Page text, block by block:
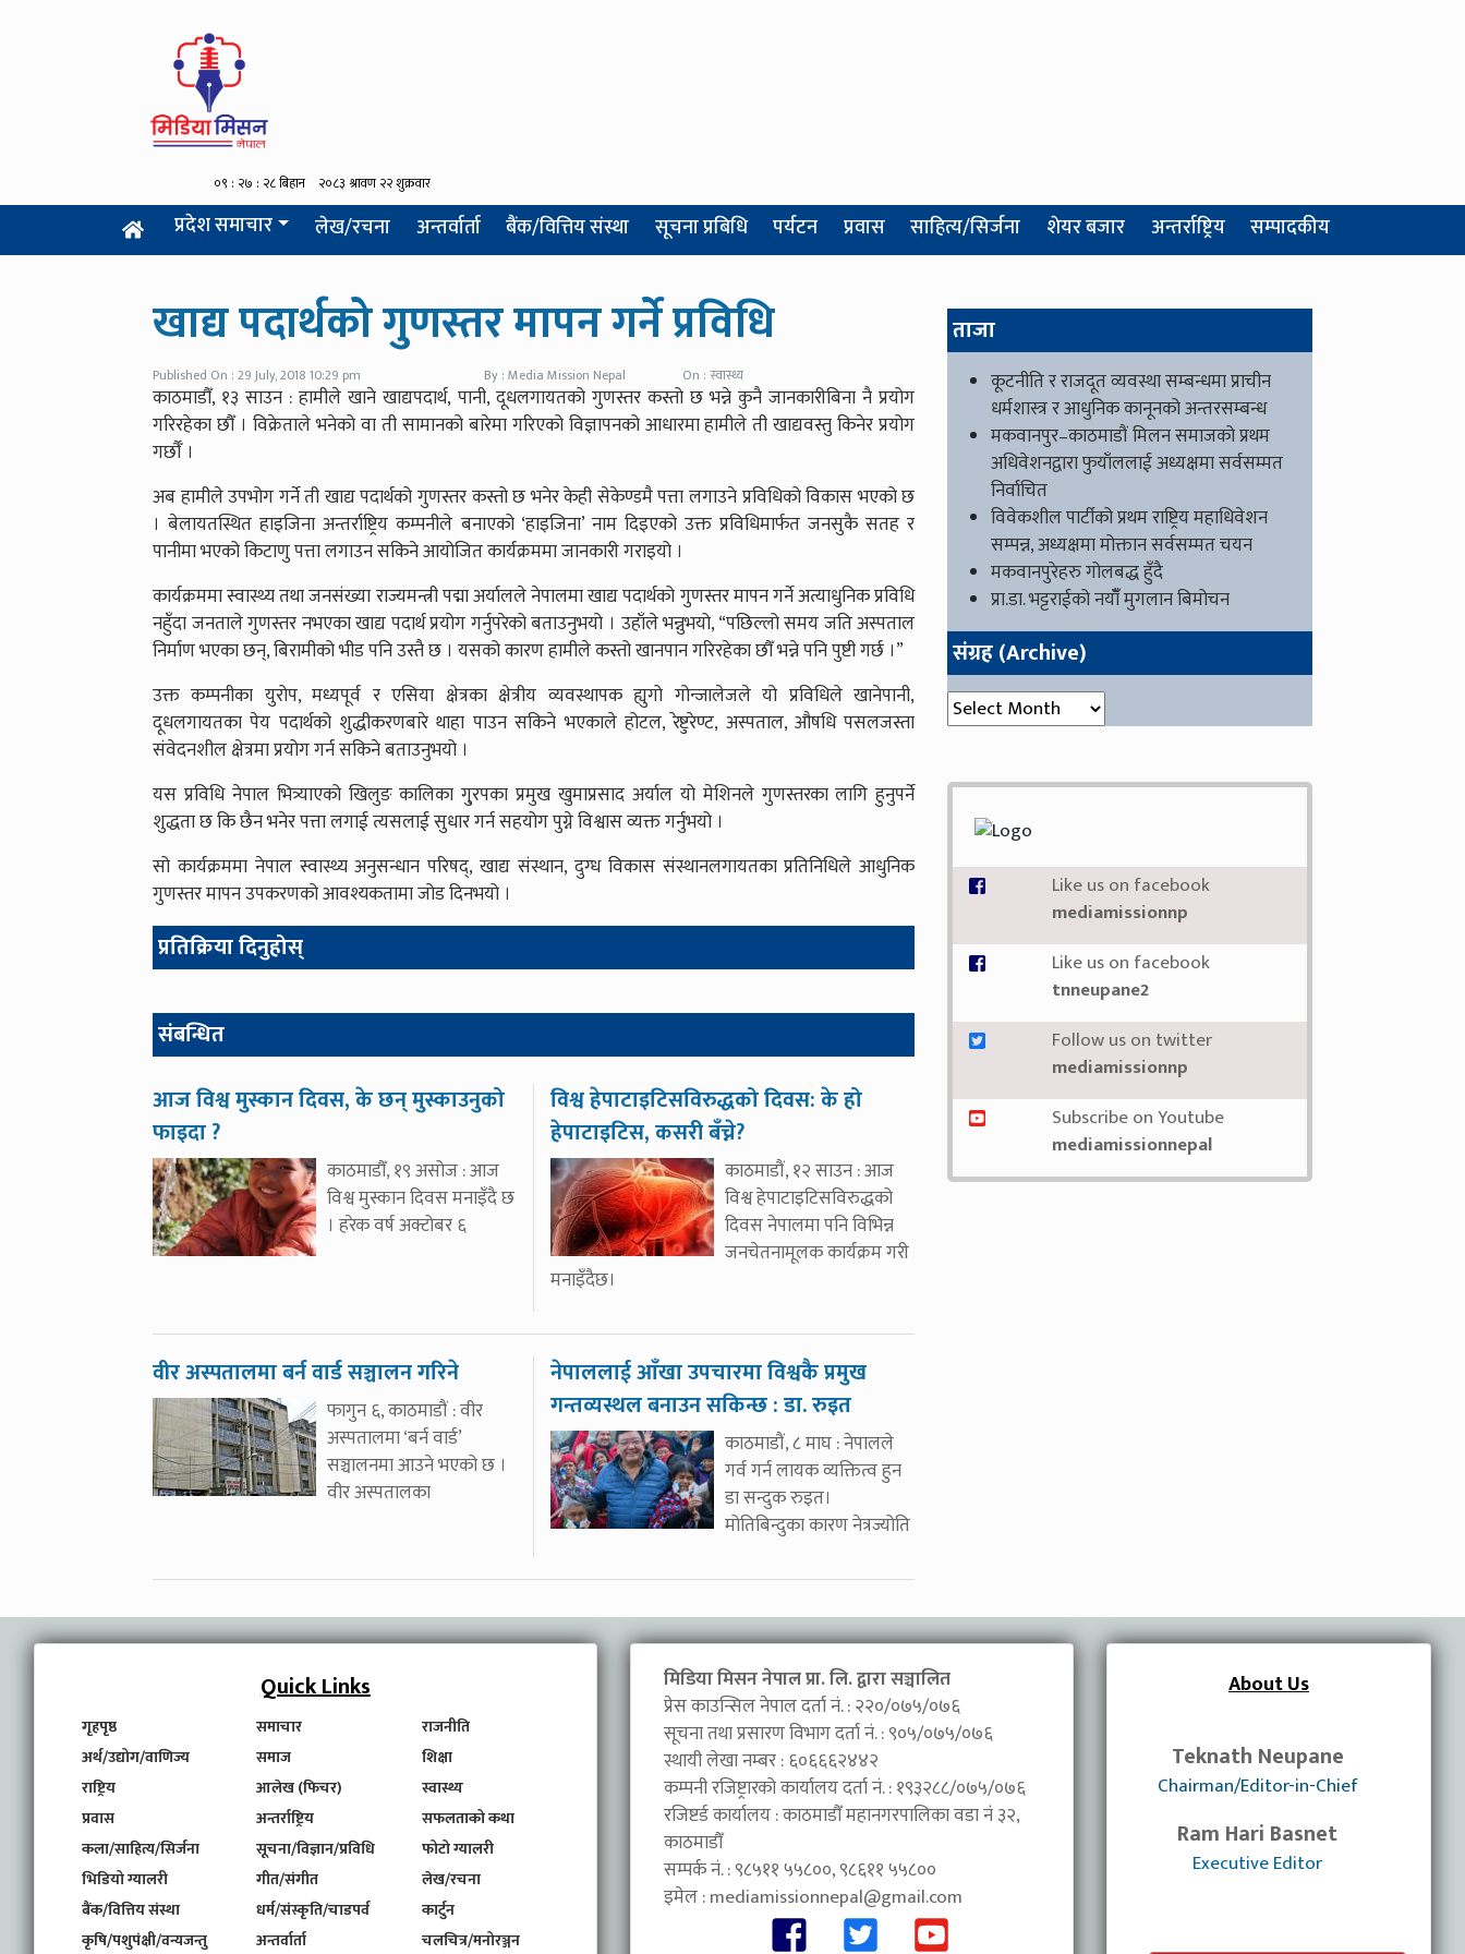
प्रदेश समाचार लेख/रचना अन्तर्वार्ता बैंक/वित्तिय संस्था सूचना प्रबिधि पर्यटन प्रवास साहित्य/सिर्जना शेयर बजार अन्तर्राष्ट्रिय सम्पादकीय
खाद्य पदार्थको गुणस्तर मापन गर्ने प्रविधि
Published On : 29 July, 2018 10:29 pm By : Media Mission Nepal On : स्वास्थ्य
काठमाडौँ, १३ साउन : हामीले खाने खाद्यपदार्थ, पानी, दूधलगायतको गुणस्तर कस्तो छ भन्ने कुनै जानकारीबिना नै प्रयोग
गरिरहेका छौँ । विक्रेताले भनेको वा ती सामानको बारेमा गरिएको विज्ञापनको आधारमा हामीले ती खाद्यवस्तु किनेर प्रयोग
गर्छौँ ।
अब हामीले उपभोग गर्ने ती खाद्य पदार्थको गुणस्तर कस्तो छ भनेर केही सेकेण्डमै पत्ता लगाउने प्रविधिको विकास भएको छ
। बेलायतस्थित हाइजिना अन्तर्राष्ट्रिय कम्पनीले बनाएको ‘हाइजिना’ नाम दिइएको उक्त प्रविधिमार्फत जनसुकै सतह र
पानीमा भएको किटाणु पत्ता लगाउन सकिने आयोजित कार्यक्रममा जानकारी गराइयो ।
कार्यक्रममा स्वास्थ्य तथा जनसंख्या राज्यमन्त्री पद्मा अर्यालले नेपालमा खाद्य पदार्थको गुणस्तर मापन गर्ने अत्याधुनिक प्रविधि
नहुँदा जनताले गुणस्तर नभएका खाद्य पदार्थ प्रयोग गर्नुपरेको बताउनुभयो । उहाँले भन्नुभयो, “पछिल्लो समय जति अस्पताल
निर्माण भएका छन्, बिरामीको भीड पनि उस्तै छ । यसको कारण हामीले कस्तो खानपान गरिरहेका छौँ भन्ने पनि पुष्टी गर्छ ।”
उक्त कम्पनीका युरोप, मध्यपूर्व र एसिया क्षेत्रका क्षेत्रीय व्यवस्थापक ह्युगो गोन्जालेजले यो प्रविधिले खानेपानी,
दूधलगायतका पेय पदार्थको शुद्धीकरणबारे थाहा पाउन सकिने भएकाले होटल, रेष्टुरेण्ट, अस्पताल, औषधि पसलजस्ता
संवेदनशील क्षेत्रमा प्रयोग गर्न सकिने बताउनुभयो ।
यस प्रविधि नेपाल भित्र्याएको खिलुङ कालिका गु्रपका प्रमुख खुमाप्रसाद अर्याल यो मेशिनले गुणस्तरका लागि हुनुपर्ने
शुद्धता छ कि छैन भनेर पत्ता लगाई त्यसलाई सुधार गर्न सहयोग पुग्ने विश्वास व्यक्त गर्नुभयो ।
सो कार्यक्रममा नेपाल स्वास्थ्य अनुसन्धान परिषद्, खाद्य संस्थान, दुग्ध विकास संस्थानलगायतका प्रतिनिधिले आधुनिक
गुणस्तर मापन उपकरणको आवश्यकतामा जोड दिनभयो ।
प्रतिक्रिया दिनुहोस्
संबन्धित
आज विश्व मुस्कान दिवस, के छन् मुस्काउनुको
फाइदा ?
काठमाडौँ, १९ असोज : आज
विश्व मुस्कान दिवस मनाइँदै छ
। हरेक वर्ष अक्टोबर ६
विश्व हेपाटाइटिसविरुद्धको दिवस: के हो
हेपाटाइटिस, कसरी बँच्ने?
काठमाडौं, १२ साउन : आज
विश्व हेपाटाइटिसविरुद्धको
दिवस नेपालमा पनि विभिन्न
जनचेतनामूलक कार्यक्रम गरी
मनाइँदैछ।
वीर अस्पतालमा बर्न वार्ड सञ्चालन गरिने
फागुन ६, काठमाडौं : वीर
अस्पतालमा ‘बर्न वार्ड’
सञ्चालनमा आउने भएको छ ।
वीर अस्पतालका
नेपाललाई आँखा उपचारमा विश्वकै प्रमुख
गन्तव्यस्थल बनाउन सकिन्छ : डा. रुइत
काठमाडौं, ८ माघ : नेपालले
गर्व गर्न लायक व्यक्तित्व हुन
डा सन्दुक रुइत।
मोतिबिन्दुका कारण नेत्रज्योति
ताजा
कूटनीति र राजदूत व्यवस्था सम्बन्धमा प्राचीन
धर्मशास्त्र र आधुनिक कानूनको अन्तरसम्बन्ध
मकवानपुर–काठमाडौं मिलन समाजको प्रथम
अधिवेशनद्वारा फुयाँललाई अध्यक्षमा सर्वसम्मत
निर्वाचित
विवेकशील पार्टीको प्रथम राष्ट्रिय महाधिवेशन
सम्पन्न, अध्यक्षमा मोक्तान सर्वसम्मत चयन
मकवानपुरेहरु गोलबद्ध हुँदै
प्रा.डा. भट्टराईको नयाँँ मुगलान बिमोचन
संग्रह (Archive)
संग्रह (Archive)
Like us on facebook
mediamissionnp
Like us on facebook
tnneupane2
Follow us on twitter
mediamissionnp
Subscribe on Youtube
mediamissionnepal
Quick Links
गृहपृष्ठ समाचार
राजनीति
अर्थ/उद्योग/वाणिज्य
समाज
शिक्षा
राष्ट्रिय
आलेख (फिचर)
स्वास्थ्य
प्रवास
अन्तर्राष्ट्रिय
सफलताको कथा
कला/साहित्य/सिर्जना
सूचना/विज्ञान/प्रविधि
फोटो ग्यालरी
भिडियो ग्यालरी
गीत/संगीत
लेख/रचना
बैंक/वित्तिय संस्था
धर्म/संस्कृति/चाडपर्व
कार्टुन
कृषि/पशुपंक्षी/वन्यजन्तु
अन्तर्वार्ता चलचित्र/मनोरञ्जन
मिडिया मिसन नेपाल प्रा. लि. द्वारा सञ्चालित
प्रेस काउन्सिल नेपाल दर्ता नं. : २२०/०७५/०७६
सूचना तथा प्रसारण विभाग दर्ता नं. : ९०५/०७५/०७६
स्थायी लेखा नम्बर : ६०६६६२४४२
कम्पनी रजिष्ट्रारको कार्यालय दर्ता नं. : १९३२८८/०७५/०७६
रजिष्टर्ड कार्यालय : काठमाडौँ महानगरपालिका वडा नंं ३२,
काठमाडौँ
सम्पर्क नं. : ९८५११ ५५८००, ९८६११ ५५८००
इमेल :mediamissionnepal@gmail.com
About Us
Teknath Neupane
Chairman/Editor-in-Chief
Ram Hari Basnet
Executive Editor